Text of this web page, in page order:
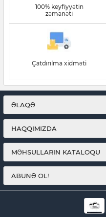
100% keyfiyyətin
zəmanəti
Çatdırılma xidməti
ƏLAQƏ
HAQQIMIZDA
MƏHSULLARIN KATALOQU
ABUNƏ OL!